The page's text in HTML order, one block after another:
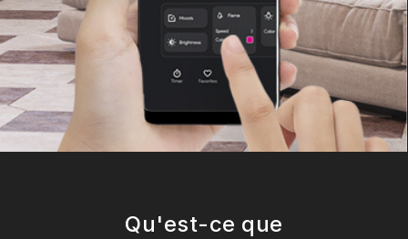
Qu'est-ce que